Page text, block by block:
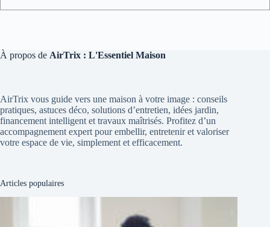
À propos de AirTrix : L'Essentiel Maison
AirTrix vous guide vers une maison à votre image : conseils
pratiques, astuces déco, solutions d’entretien, idées jardin,
financement intelligent et travaux maîtrisés. Profitez d’un
accompagnement expert pour embellir, entretenir et valoriser
votre espace de vie, simplement et efficacement.
Articles populaires